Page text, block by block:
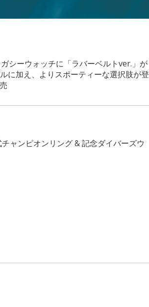
シーウォッチに「ラバーベルトver.」が
に加え、よりスポーティーな選択肢が登
ャンピオンリング & 記念ダイバーズウ